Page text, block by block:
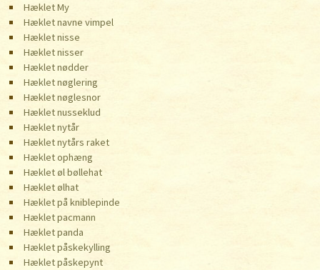
Hæklet My
Hæklet navne vimpel
Hæklet nisse
Hæklet nisser
Hæklet nødder
Hæklet nøglering
Hæklet nøglesnor
Hæklet nusseklud
Hæklet nytår
Hæklet nytårs raket
Hæklet ophæng
Hæklet øl bøllehat
Hæklet ølhat
Hæklet på kniblepinde
Hæklet pacmann
Hæklet panda
Hæklet påskekylling
Hæklet påskepynt